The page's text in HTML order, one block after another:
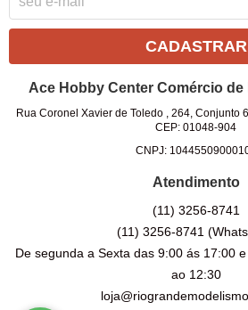
CADASTRAR
Ace Hobby Center Comércio de
Rua Coronel Xavier de Toledo , 264, Conjunto
CEP: 01048-904
CNPJ:
Atendimento
(11) 3256-8741
(11) 3256-8741
De segunda a Sexta das 9:00 ás 17:00
ao 12:30